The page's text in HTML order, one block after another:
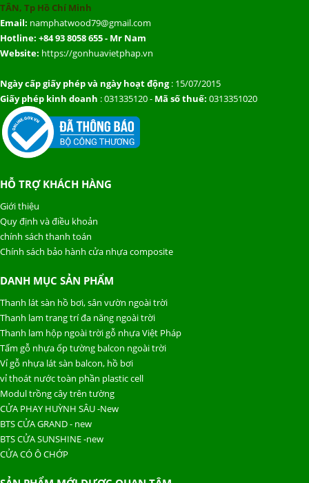
TÂN, Tp Hồ Chí Minh
Email: namphatwood79@gmail.com
Hotline: +84 93 8058 655 - Mr Nam
Website: https://gonhuavietphap.vn
Ngày cấp giấy phép và ngày hoạt động: 15/07/2015
Giấy phép kinh doanh : 031335120 - Mã số thuế: 0313351020
HỖ TRỢ KHÁCH HÀNG
Giới thiệu
Quy định và điều khoản
chính sách thanh toán
Chính sách bảo hành cửa nhựa composite
DANH MỤC SẢN PHẨM
Thanh lát sàn hồ bơi, sân vườn ngoài trời
Thanh lam trang trí đa năng ngoài trời
Thanh lam hộp ngoài trời gỗ nhựa Việt Pháp
Tấm gỗ nhựa ốp tường balcon ngoài trời
Vỉ gỗ nhựa lát sàn balcon, hồ bơi
vỉ thoát nước toàn phần plastic cell
Modul trồng cây trên tường
CỬA PHAY HUỲNH SÂU -New
BTS CỬA GRAND - new
BTS CỬA SUNSHINE -new
CỬA CÓ Ô CHỚP